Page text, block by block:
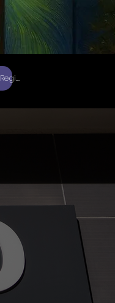
Registrate